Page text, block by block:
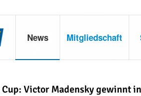
News Mitgliedschaft
Victor Madensky gewinnt